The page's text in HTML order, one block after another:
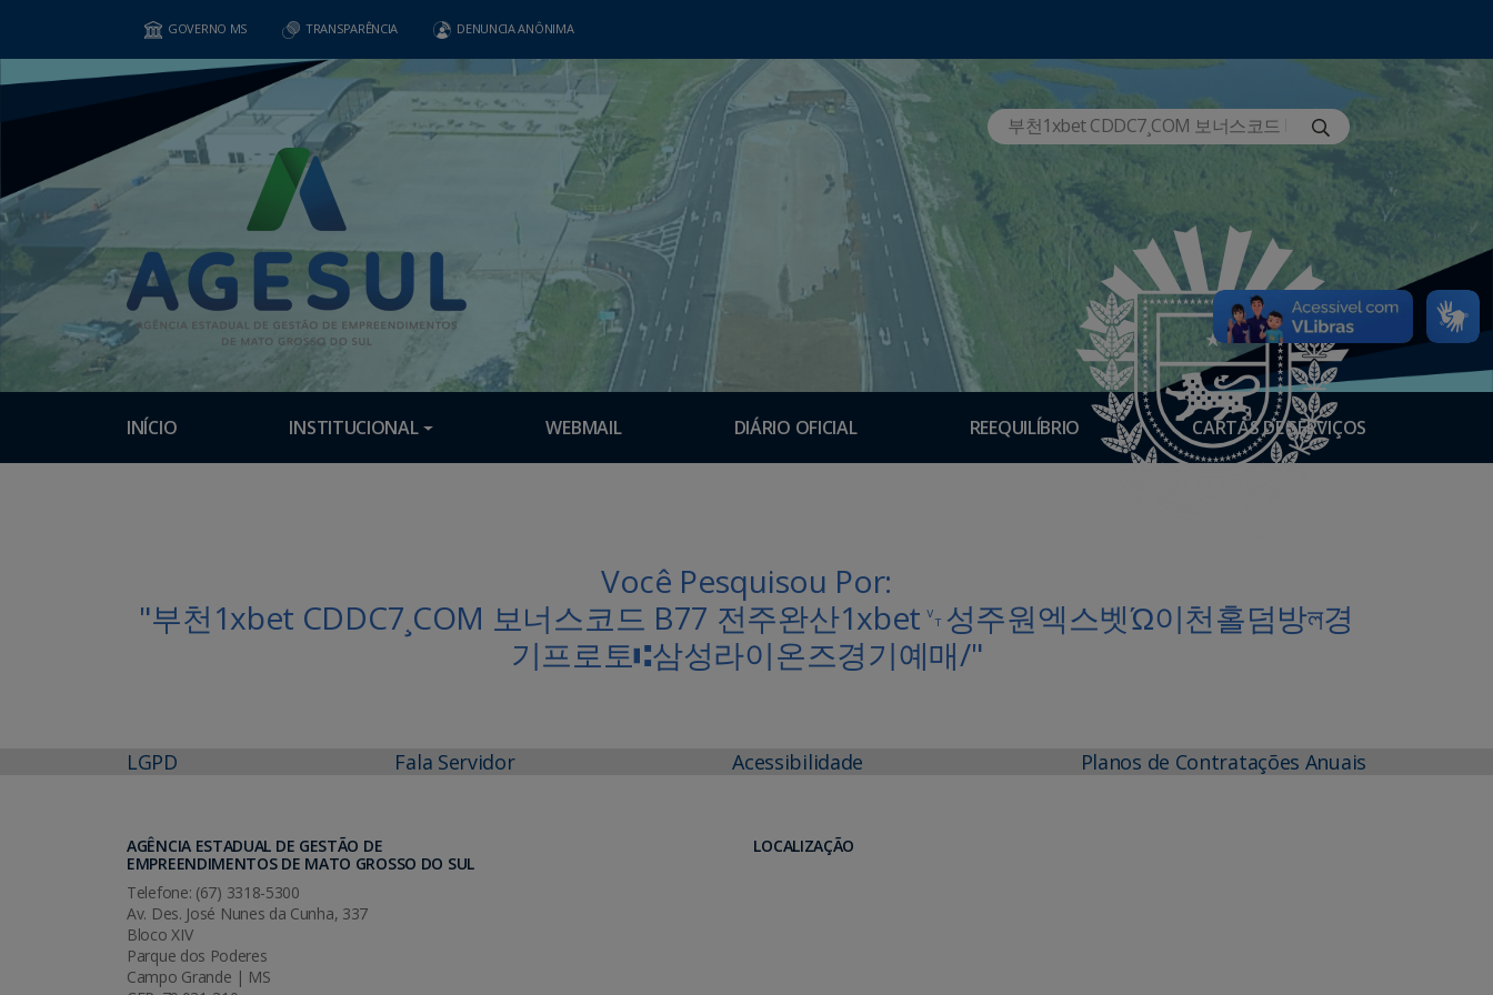
GOVERNO MS TRANSPARÊNCIA DENUNCIA ANÔNIMA
INÍCIO INSTITUCIONAL WEBMAIL DIÁRIO OFICIAL REEQUILÍBRIO CARTAS DE SERVIÇOS
Você Pesquisou Por:
"부천1xbet CDDC7¸COM 보너스코드 B77 전주완산1xbet␋성주원엑스벳Ώ이천홀덤방ল경
기프로토⑆삼성라이온즈경기예매/"
LGPD Fala Servidor Acessibilidade Planos de Contratações Anuais
AGÊNCIA ESTADUAL DE GESTÃO DE
EMPREENDIMENTOS DE MATO GROSSO DO SUL
Telefone: (67) 3318-5300
Av. Des. José Nunes da Cunha, 337
Bloco XIV
Parque dos Poderes
Campo Grande | MS
LOCALIZAÇÃO